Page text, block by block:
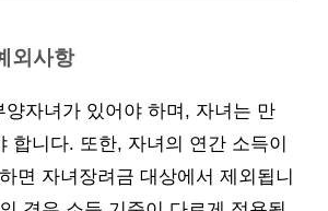
외사항
양자녀가 있어야 하며, 자녀는 만
합니다. 또한, 자녀의 연간 소득이
면 자녀장려금 대상에서 제외됩니